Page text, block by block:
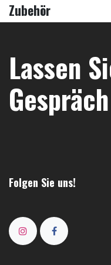
Zubehör
Lassen
Folgen Sie uns!